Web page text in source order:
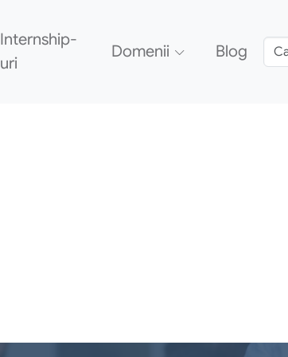
Internship-
uri
Domenii Blog